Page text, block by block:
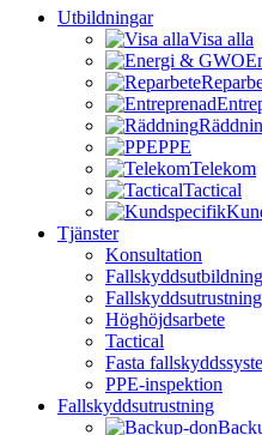
Utbildningar
Visa alla
PPE
Telekom
Tactical
Tjänster
Konsultation
Fallskyddsutbildning
Fallskyddsutrustning
Höghöjdsarbete
Tactical
Fasta
PPE-inspektion
Fallskyddsutrustning